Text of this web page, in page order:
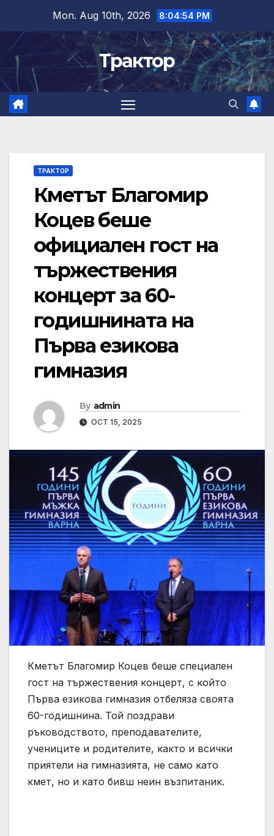
content
Mon. Aug 10th, 2026 8:04:55 PM
Трактор
ТРАКТОР
Кметът Благомир
Коцев беше
официален гост на
тържествения
концерт за 60-
годишнината на
Първа езикова
гимназия
By admin
OCT 15, 2025
Кметът Благомир Коцев беше специален
гост на тържествения концерт, с който
Първа езикова гимназия отбеляза своята
60-годишнина. Той поздрави
ръководството, преподавателите,
учениците и родителите, както и всички
приятели на гимназията, не само като
кмет, но и като бивш неин възпитаник.